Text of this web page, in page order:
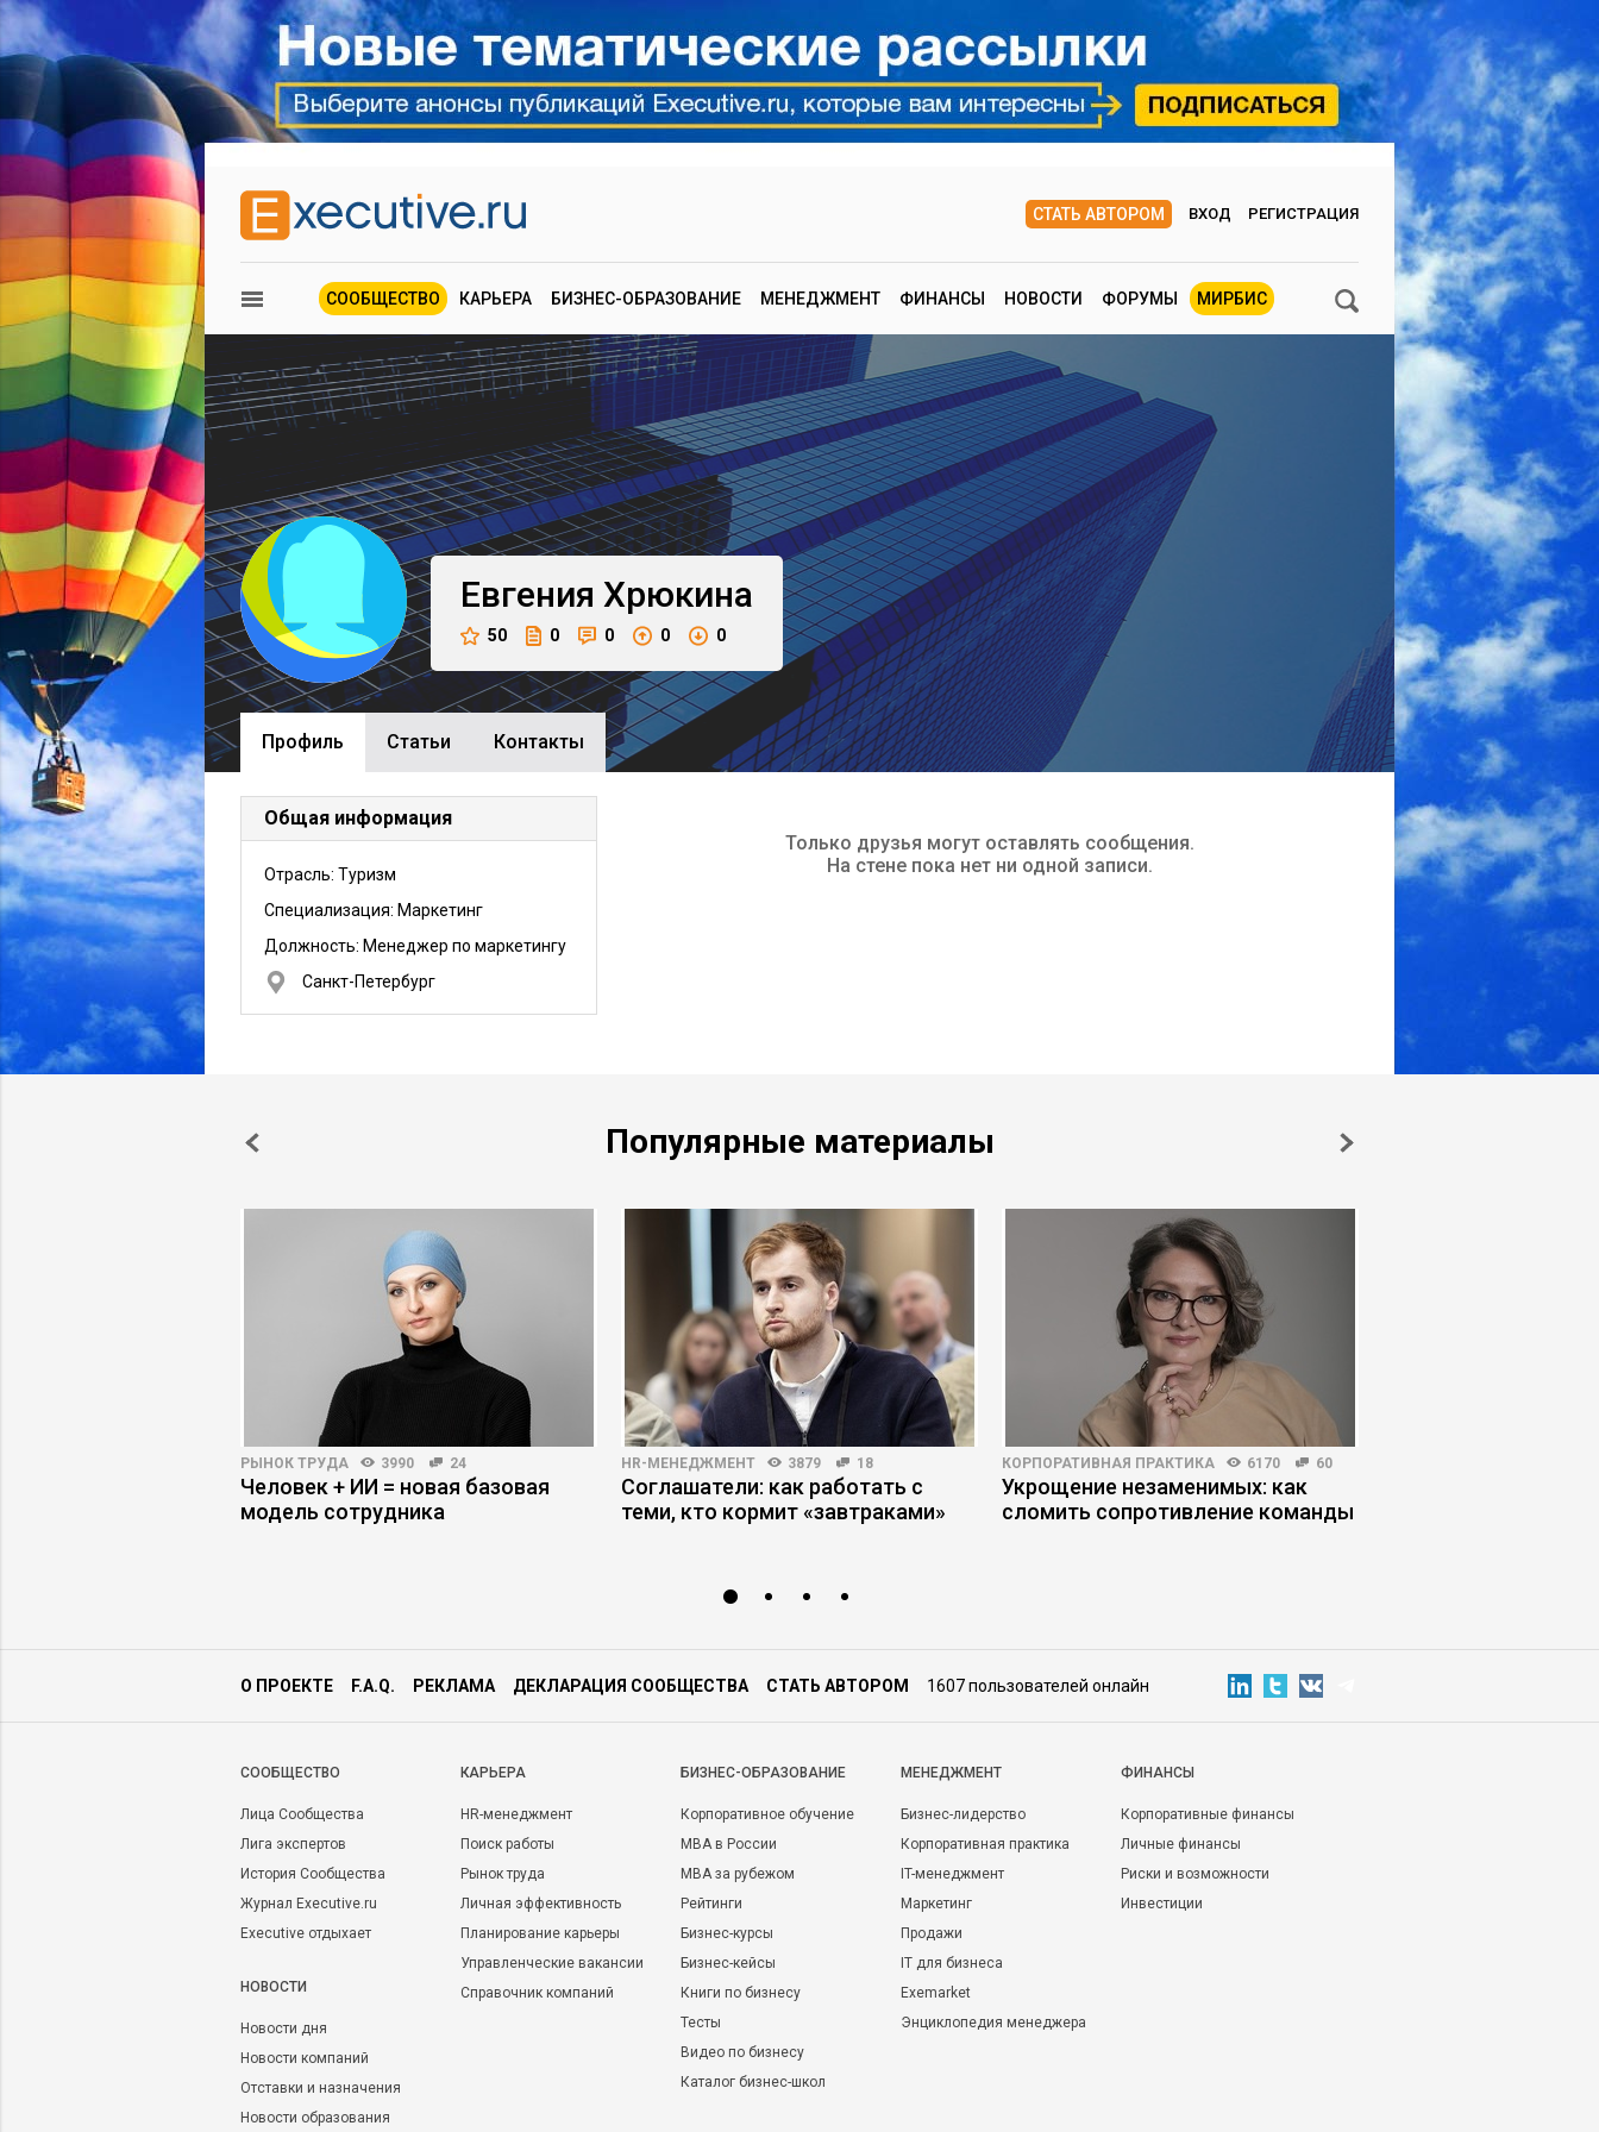
СТАТЬ АВТОРОМ ВХОД РЕГИСТРАЦИЯ
СООБЩЕСТВО КАРЬЕРА БИЗНЕС-ОБРАЗОВАНИЕ МЕНЕДЖМЕНТ ФИНАНСЫ НОВОСТИ ФОРУМЫ МИРБИС
Евгения Хрюкина
50 0 0 0 0
Профиль Cтатьи Контакты
Общая информация
Отрасль: Туризм
Специализация: Маркетинг
Должность: Менеджер по маркетингу
Санкт-Петербург
Только друзья могут оставлять сообщения.
На стене пока нет ни одной записи.
Популярные материалы
РЫНОК ТРУДА 3990 24
Человек + ИИ = новая базовая
модель сотрудника
HR-МЕНЕДЖМЕНТ 3879 18
Соглашатели: как работать с
теми, кто кормит «завтраками»
КОРПОРАТИВНАЯ ПРАКТИКА 6170 60
Укрощение незаменимых: как
сломить сопротивление команды
О ПРОЕКТЕ F.A.Q. РЕКЛАМА ДЕКЛАРАЦИЯ СООБЩЕСТВА СТАТЬ АВТОРОМ 1607 пользователей онлайн
CООБЩЕСТВО
Лица Сообщества
Лига экспертов
История Сообщества
Журнал Executive.ru
Executive отдыхает
НОВОСТИ
Новости дня
Новости компаний
Отставки и назначения
Новости образования
КАРЬЕРА
HR-менеджмент
Поиск работы
Рынок труда
Личная эффективность
Планирование карьеры
Управленческие вакансии
Справочник компаний
БИЗНЕС-ОБРАЗОВАНИЕ
Корпоративное обучение
MBA в России
MBA за рубежом
Рейтинги
Бизнес-курсы
Бизнес-кейсы
Книги по бизнесу
Тесты
Видео по бизнесу
Каталог бизнес-школ
МЕНЕДЖМЕНТ
Бизнес-лидерство
Корпоративная практика
IT-менеджмент
Маркетинг
Продажи
IT для бизнеса
Exemarket
Энциклопедия менеджера
ФИНАНСЫ
Корпоративные финансы
Личные финансы
Риски и возможности
Инвестиции